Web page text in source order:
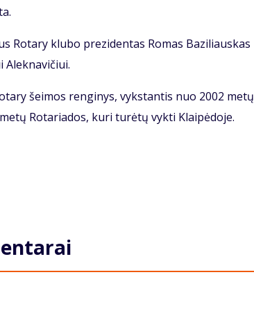
Ro­ta­ry klu­bo pre­zi­den­tas Ro­mas Ba­zi­liaus­kas
šei­mos ren­gi­nys, vyks­tan­tis nuo 2002
Ro­ta­ria­dos, ku­ri tu­rė­tų vyk­ti Klai­pė­do­je.